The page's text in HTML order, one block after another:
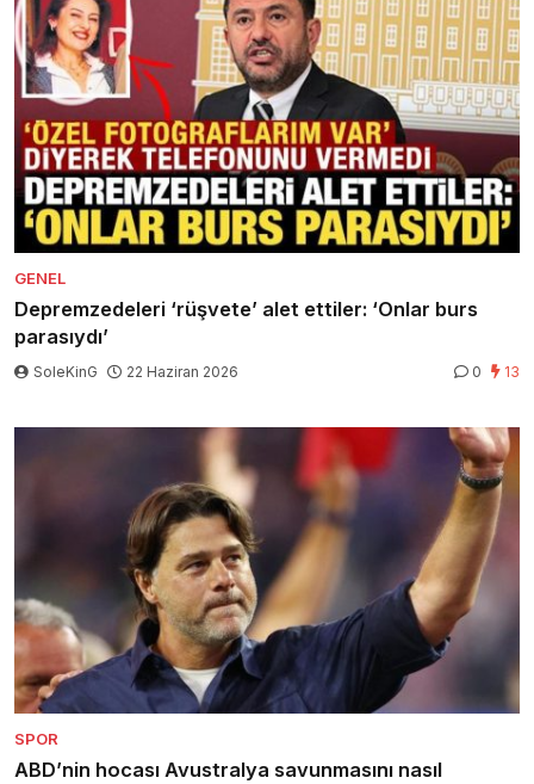
GENEL
Depremzedeleri ‘rüşvete’ alet ettiler: ‘Onlar burs
parasıydı’
SoleKinG 22 Haziran 2026 0 13
SPOR
ABD’nin hocası Avustralya savunmasını nasıl